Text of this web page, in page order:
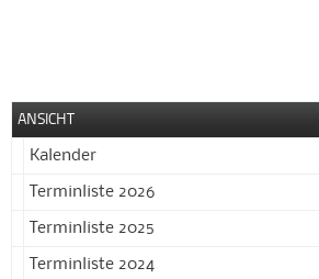
ANSICHT
Kalender
Terminliste 2026
Terminliste 2025
Terminliste 2024